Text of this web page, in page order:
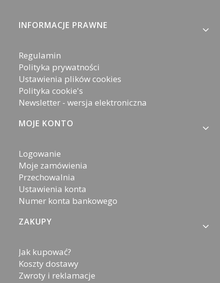
Linki w stopce
INFORMACJE PRAWNE
Regulamin
Polityka prywatności
Ustawienia plików cookies
Polityka cookie's
Newsletter - wersja elektroniczna
MOJE KONTO
Logowanie
Moje zamówienia
Przechowalnia
Ustawienia konta
Numer konta bankowego
ZAKUPY
Jak kupować?
Koszty dostawy
Zwroty i reklamacje